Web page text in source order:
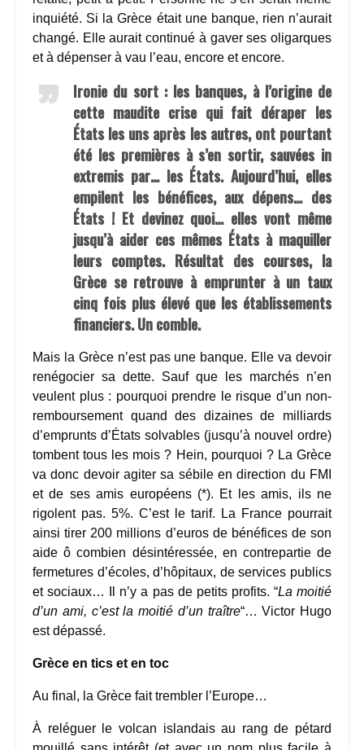
inquiété. Si la Grèce était une banque, rien n’aurait
changé. Elle aurait continué à gaver ses oligarques
et à dépenser à vau l’eau, encore et encore.
Ironie du sort : les banques, à l’origine de
cette maudite crise qui fait déraper les
États les uns après les autres, ont pourtant
été les premières à s’en sortir, sauvées in
extremis par… les États. Aujourd’hui, elles
empilent les bénéfices, aux dépens… des
États ! Et devinez quoi… elles vont même
jusqu’à aider ces mêmes États à maquiller
leurs comptes. Résultat des courses, la
Grèce se retrouve à emprunter à un taux
cinq fois plus élevé que les établissements
financiers. Un comble.
Mais la Grèce n’est pas une banque. Elle va devoir
renégocier sa dette. Sauf que les marchés n’en
veulent plus : pourquoi prendre le risque d’un non-
remboursement quand des dizaines de milliards
d’emprunts d’États solvables (jusqu’à nouvel ordre)
tombent tous les mois ? Hein, pourquoi ? La Grèce
va donc devoir agiter sa sébile en direction du FMI
et de ses amis européens (*). Et les amis, ils ne
rigolent pas. 5%. C’est le tarif. La France pourrait
ainsi tirer 200 millions d’euros de bénéfices de son
aide ô combien désintéressée, en contrepartie de
fermetures d’écoles, d’hôpitaux, de services publics
et sociaux… Il n’y a pas de petits profits. “La moitié
d’un ami, c’est la moitié d’un traître“… Victor Hugo
est dépassé.
Grèce en tics et en toc
Au final, la Grèce fait trembler l’Europe…
À reléguer le volcan islandais au rang de pétard